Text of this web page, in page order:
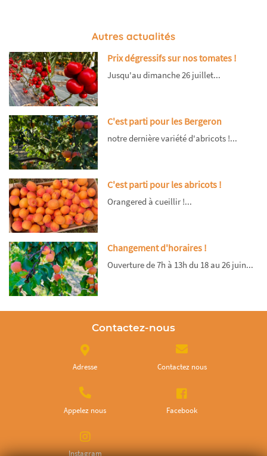
Autres actualités
Prix dégressifs sur nos tomates !
Jusqu'au dimanche 26 juillet...
C'est parti pour les Bergeron
notre dernière variété d'abricots !...
C'est parti pour les abricots !
Orangered à cueillir !...
Changement d'horaires !
Ouverture de 7h à 13h du 18 au 26 juin...
Contactez-nous
Adresse Contactez nous
Appelez nous Facebook
Instagram